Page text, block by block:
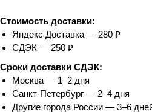
Стоимость доставки:
Яндекс Доставка — 280 ₽
СДЭК — 250 ₽
Сроки доставки СДЭК:
Москва — 1–2 дня
Санкт-Петербург — 2–4 дня
Другие города России — 3–6